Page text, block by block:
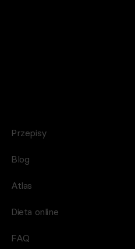
Przepisy
Blog
Atlas
Dieta online
FAQ